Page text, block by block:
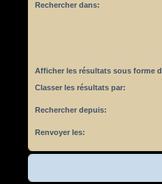
Rechercher dans:
Afficher les résultats sous forme
Classer les résultats par:
Rechercher depuis:
Renvoyer les: